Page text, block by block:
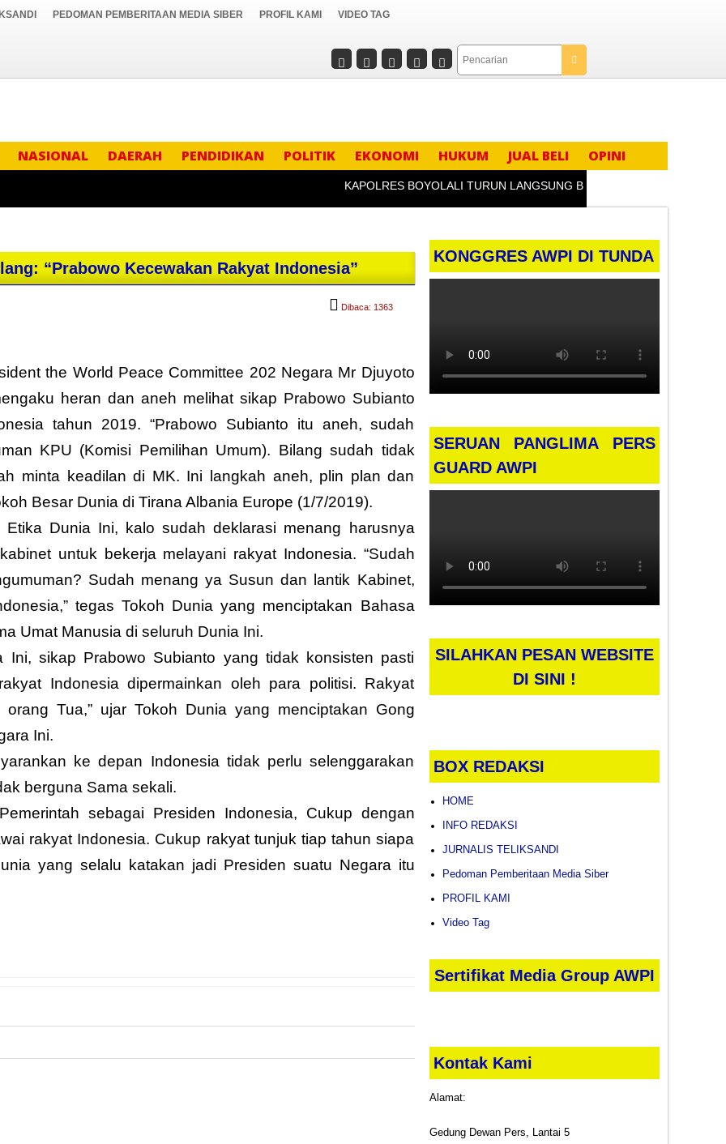
PEDOMAN PEMBERITAAN MEDIA SIBER PROFIL KAMI VIDEO TAG
NASIONAL DAERAH PENDIDIKAN POLITIK EKONOMI HUKUM JUAL BELI OPINI
KAPOLRES BOYOLALI TURUN LANGSUNG BEKALI KADER IPNU &
“Prabowo Kecewakan Rakyat Indonesia”
Dibaca: 1363
the World Peace Committee 202 Negara Mr Djuyoto
heran dan aneh melihat sikap Prabowo Subianto
tahun 2019. “Prabowo Subianto itu aneh, sudah
KPU (Komisi Pemilihan Umum). Bilang sudah tidak
minta keadilan di MK. Ini langkah aneh, plin plan dan
Besar Dunia di Tirana Albania Europe (1/7/2019).
Dunia Ini, kalo sudah deklarasi menang harusnya
untuk bekerja melayani rakyat Indonesia. “Sudah
Sudah menang ya Susun dan lantik Kabinet,
tegas Tokoh Dunia yang menciptakan Bahasa
Umat Manusia di seluruh Dunia Ini.
sikap Prabowo Subianto yang tidak konsisten pasti
Indonesia dipermainkan oleh para politisi. Rakyat
Tua,” ujar Tokoh Dunia yang menciptakan Gong
Ini.
ke depan Indonesia tidak perlu selenggarakan
berguna Sama sekali.
sebagai Presiden Indonesia, Cukup dengan
rakyat Indonesia. Cukup rakyat tunjuk tiap tahun siapa
yang selalu katakan jadi Presiden suatu Negara itu
KONGGRES AWPI DI TUNDA
SERUAN PANGLIMA PERS
GUARD AWPI
SILAHKAN PESAN WEBSITE
DI SINI !
BOX REDAKSI
HOME
INFO REDAKSI
JURNALIS TELIKSANDI
Pedoman Pemberitaan Media Siber
PROFIL KAMI
Video Tag
Sertifikat Media Group AWPI
Kontak Kami
Alamat:
Gedung Dewan Pers, Lantai 5